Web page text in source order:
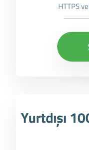
HTTPS
Yurtdışı